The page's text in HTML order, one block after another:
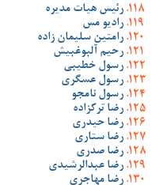
رئیس هیات مدیره
رادیو مس
رامتین سلیمان زاده
رحیم آلبوغبیش
رسول خطیبی
رسول عسگری
رسول نامجو
رضا ترکزاده
رضا حیدری
رضا ستاری
رضا صدری
رضا عبدالرشیدی
رضا مهاجری